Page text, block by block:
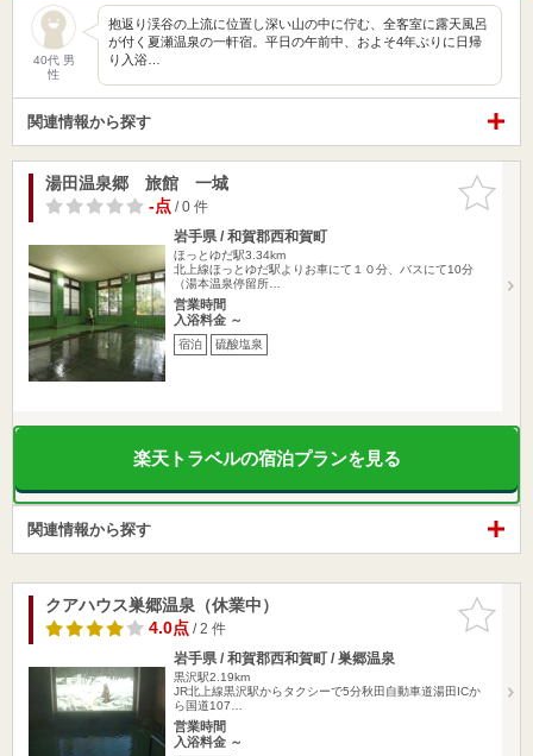
40代 男
性
抱返り渓谷の上流に位置し深い山の中に佇む、全客室に露天風呂
が付く夏瀬温泉の一軒宿。平日の午前中、およそ4年ぶりに日帰
り入浴…
関連情報から探す
お気に入
りに追加
湯田温泉郷 旅館 一城
-点/ 0 件
岩手県 / 和賀郡西和賀町
ほっとゆだ駅3.34km
北上線ほっとゆだ駅よりお車にて１０分、バスにて10分
（湯本温泉停留所…
営業時間
入浴料金 ～
宿泊 硫酸塩泉
楽天トラベルの宿泊プランを見る
関連情報から探す
お気に入
りに追加
クアハウス巣郷温泉（休業中）
4.0点/ 2 件
岩手県 / 和賀郡西和賀町 / 巣郷温泉
黒沢駅2.19km
JR北上線黒沢駅からタクシーで5分秋田自動車道湯田ICか
ら国道107…
営業時間
入浴料金 ～